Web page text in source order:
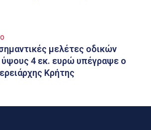
μελέτες οδικών
4 εκ. ευρώ υπέγραψε ο
Κρήτης